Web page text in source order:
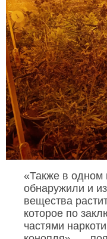
«Также в
обнаружили и
вещества
которое по
частями